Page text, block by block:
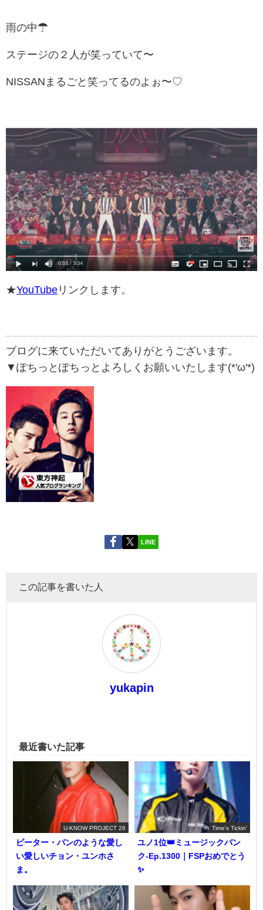
雨の中☂
ステージの２人が笑っていて〜
NISSANまるごと笑ってるのよぉ〜♡
★YouTube リンクします。
ブログに来ていただいてありがとうございます。
▼ぽちっとぽちっとよろしくお願いいたします(*'ω'*)
LINE
この記事を書いた人
yukapin
最近書いた記事
U-KNOW PROJECT 26
ピーター・パンのような愛し
い愛しいチョン・ユンホさ
ま。
Time's Tickin'
ユノ1位👑ミュージックバン
ク-Ep.1300｜FSPおめでとう
✨️